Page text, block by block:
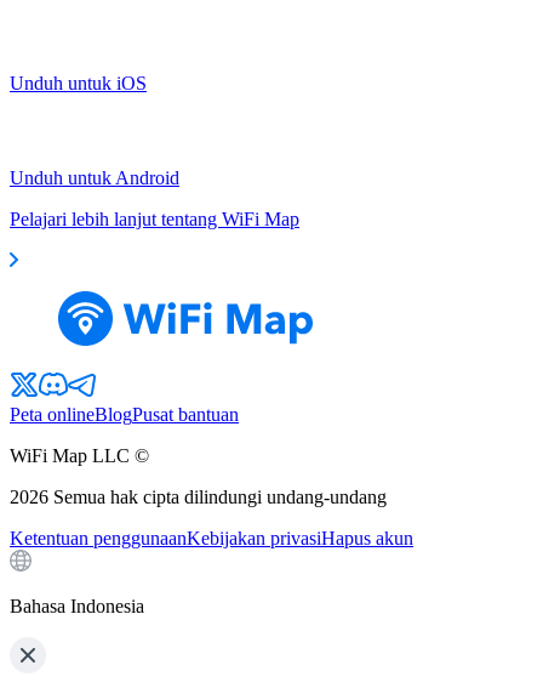
Unduh untuk iOS
Unduh untuk Android
Pelajari lebih lanjut tentang WiFi Map
Peta onlineBlogPusat bantuan
WiFi Map LLC ©
2026 Semua hak cipta dilindungi undang-undang
Ketentuan penggunaanKebijakan privasiHapus akun
Bahasa Indonesia